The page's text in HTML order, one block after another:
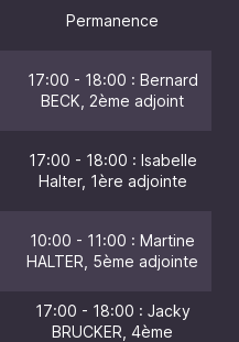
Permanence
17:00 - 18:00 : Bernard
BECK, 2ème adjoint
17:00 - 18:00 : Isabelle
Halter, 1ère adjointe
10:00 - 11:00 : Martine
HALTER, 5ème adjointe
17:00 - 18:00 : Jacky
BRUCKER, 4ème